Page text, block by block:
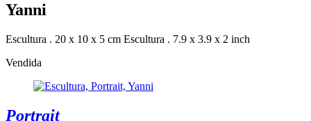
Yanni
Escultura . 20 x 10 x 5 cm Escultura . 7.9 x 3.9 x 2 inch
Vendida
Portrait